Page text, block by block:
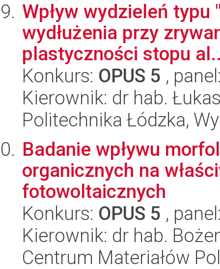
Wpływ wydzieleń typu
wydłużenia przy
plastyczności stopu
Konkurs: OPUS 5 ,
Kierownik: dr hab.
Politechnika Łódzka,
Badanie wpływu
organicznych na
fotowoltaicznych
Konkurs: OPUS 5 ,
Kierownik: dr hab.
Centrum Materiałów